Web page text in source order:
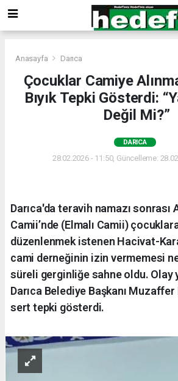
Anasayfa Darıca
Çocuklar Camiye
Bıyık Tepki Gösterdi:
Değil Mi?”
DARICA
28.02.2026 - 11:50, Güncelleme:
Darıca'da teravih namazı sonrası
Camii’nde (Elmalı Camii)
düzenlenmek istenen Hacivat-
cami derneğinin izin vermemesi
süreli gerginliğe sahne oldu. Olay
Darıca Belediye Başkanı Muzaffer
sert tepki gösterdi.